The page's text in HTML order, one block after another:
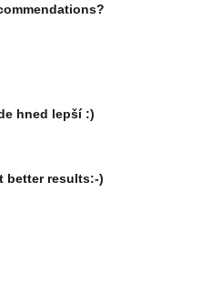
hned lepší :)
better results:-)